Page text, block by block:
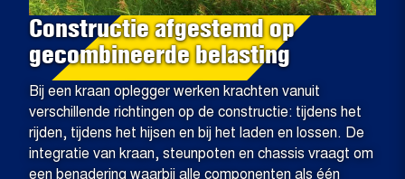
Constructie afgestemd op
gecombineerde belasting
Bij een kraan oplegger werken krachten vanuit
verschillende richtingen op de constructie: tijdens het
rijden, tijdens het hijsen en bij het laden en lossen. De
integratie van kraan, steunpoten en chassis vraagt om
een benadering waarbij alle componenten als één